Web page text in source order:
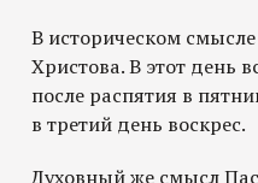
В историческом
Христова. В этот день
после распятия в
в третий день воскрес.
Духовный же смысл